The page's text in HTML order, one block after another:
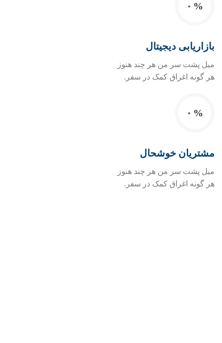
۰ %
بازاریابی دیجیتال
میل پشت سر من هر چند هنوز
هر گونه اغراق کمک در سفر.
۰ %
مشتریان خوشحال
میل پشت سر من هر چند هنوز
هر گونه اغراق کمک در سفر.